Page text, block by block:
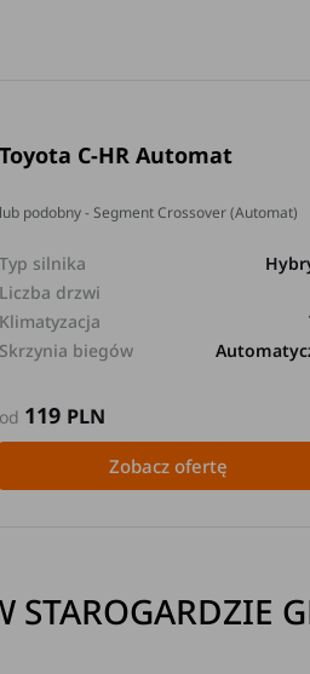
Toyota C-HR Automat
lub podobny - Segment Crossover (Automat)
Typ silnika
Liczba drzwi
Klimatyzacja
Skrzynia biegów
od 119 PLN
Zobacz ofertę
STAROGARDZIE